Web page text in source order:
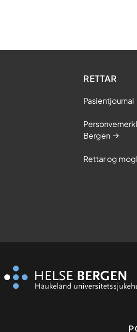
RETTAR
Pasientjournal
Bergen
Rettar og